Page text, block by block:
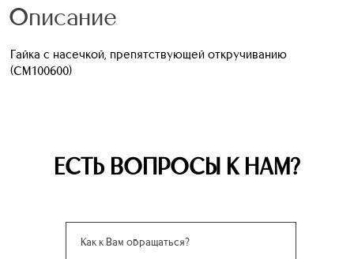
Описание
Гайка с насечкой, препятствующей откручиванию
(CM100600)
ЕСТЬ ВОПРОСЫ К НАМ?